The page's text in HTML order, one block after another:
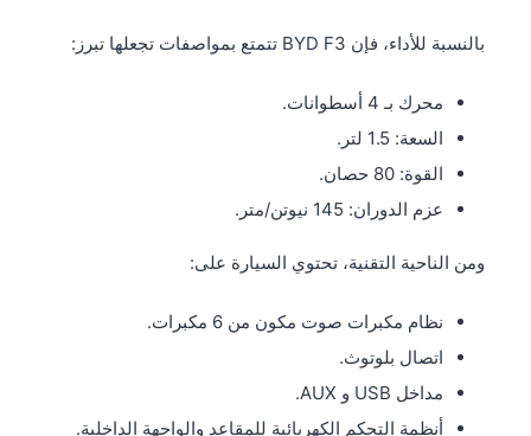
بالنسبة للأداء، فإن BYD F3 تتمتع بمواصفات تجعلها تبرز:
محرك بـ 4 أسطوانات.
السعة: 1.5 لتر.
القوة: 80 حصان.
عزم الدوران: 145 نيوتن/متر.
ومن الناحية التقنية، تحتوي السيارة على:
نظام مكبرات صوت مكون من 6 مكبرات.
اتصال بلوتوث.
مداخل USB و AUX.
أنظمة التحكم الكهربائية للمقاعد والواجهة الداخلية.